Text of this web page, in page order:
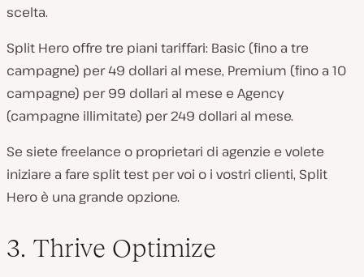
scelta.
Split Hero offre tre piani tariffari: Basic (fino a tre
campagne) per 49 dollari al mese, Premium (fino a 10
campagne) per 99 dollari al mese e Agency
(campagne illimitate) per 249 dollari al mese.
Se siete freelance o proprietari di agenzie e volete
iniziare a fare split test per voi o i vostri clienti, Split
Hero è una grande opzione.
3. Thrive Optimize